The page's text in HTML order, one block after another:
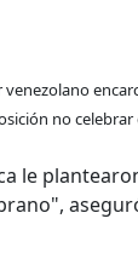
no
le